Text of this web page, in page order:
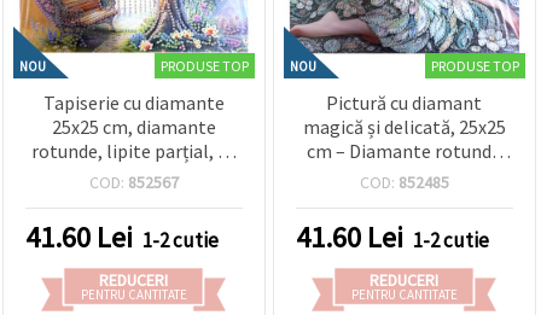
NOU PRODUSE TOP
Tapiserie cu diamante
25x25 cm, diamante
rotunde, lipite parțial, cu
ramă - The Living Tree
COD: 852567
41.60 Lei 1-2 cutie
REDUCERI
PENTRU CANTITATE
NOU PRODUSE TOP
Pictură cu diamant
magică și delicată, 25x25
cm – Diamante rotunde
strălucitoare, perforație
– YY106
COD: 852485
41.60 Lei 1-2 cutie
REDUCERI
PENTRU CANTITATE